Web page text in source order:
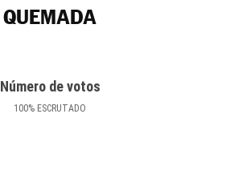
QUEMADA
Número de votos
100% ESCRUTADO